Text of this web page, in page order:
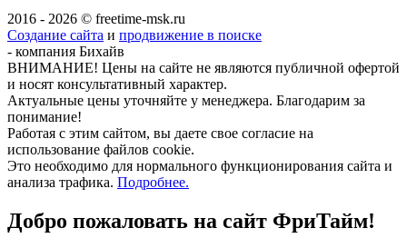
2016 - 2026 © freetime-msk.ru
Создание сайта и продвижение в поиске
- компания Бихайв
ВНИМАНИЕ! Цены на сайте не являются публичной офертой
и носят консультативный характер.
Актуальные цены уточняйте у менеджера. Благодарим за
понимание!
Работая с этим сайтом, вы даете свое согласие на
использование файлов cookie.
Это необходимо для нормального функционирования сайта и
анализа трафика. Подробнее.
Добро пожаловать на сайт ФриТайм!